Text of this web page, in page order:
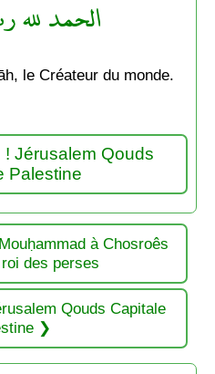
الحمد لله
le Créateur du monde.
Jérusalem Qouds
Palestine
à Chosroês
des perses
Qouds Capitale